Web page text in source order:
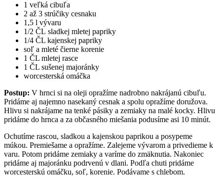
1 veľká cibuľa
2 až 3 strúčiky cesnaku
1,5 l vývaru
1/2 ČL sladkej mletej papriky
1/4 ČL kajenskej papriky
soľ a mleté čierne korenie
1 ČL mletej rasce
1 ČL sušenej majoránky
worcesterská omáčka
Postup: V hrnci si na oleji opražíme nadrobno nakrájanú cibuľu.
Pridáme aj najemno nasekaný cesnak a spolu opražíme doružova.
Hlivu si nakrájame na tenké pásiky a zemiaky na malé kocky. Hlivu
pridáme do hrnca a za občasného miešania podusíme asi 10 minút.
Ochutíme rascou, sladkou a kajenskou paprikou a posypeme
múkou. Premiešame a opražíme. Zalejeme vývarom a privedieme k
varu. Potom pridáme zemiaky a varíme do zmäknutia. Nakoniec
pridáme aj majoránku podrvenú v dlani. Podľa chuti pridáme
worcesterskú omáčku, soľ, korenie. Podávame s chlebom.